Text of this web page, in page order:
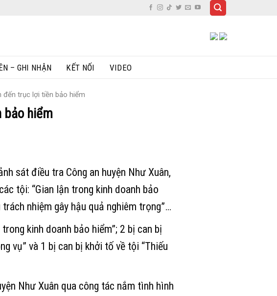
– GHI NHẬN KẾT NỐI VIDEO
đến trục lợi tiền bảo hiểm
bảo hiểm
sát điều tra Công an huyện Như Xuân,
tội: “Gian lận trong kinh doanh bảo
nhiệm gây hậu quả nghiêm trọng”…
kinh doanh bảo hiểm”; 2 bị can bị
vụ” và 1 bị can bị khởi tố về tội “Thiếu
Như Xuân qua công tác nắm tình hình